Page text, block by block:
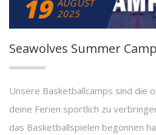
19 2025
Seawolves Summer
Unsere Basketballcamps sind die
deine Ferien sportlich zu
das Basketballspielen begonnen